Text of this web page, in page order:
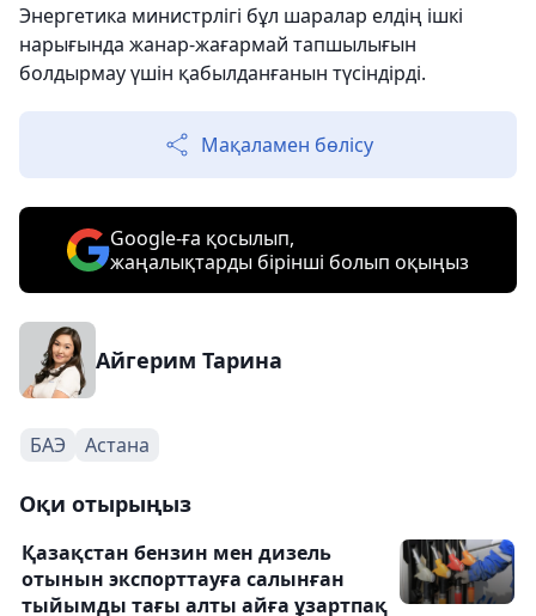
Энергетика министрлігі бұл шаралар елдің ішкі
нарығында жанар-жағармай тапшылығын
болдырмау үшін қабылданғанын түсіндірді.
Мақаламен бөлісу
Google-ға қосылып,
жаңалықтарды бірінші болып оқыңыз
Айгерим Тарина
БАЭ Астана
Оқи отырыңыз
Қазақстан бензин мен дизель
отынын экспорттауға салынған
тыйымды тағы алты айға ұзартпақ